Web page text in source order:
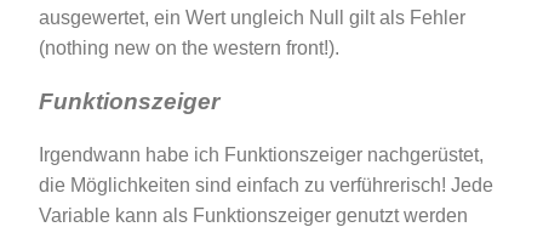
ausgewertet, ein Wert ungleich Null gilt als Fehler
(nothing new on the western front!).
Funktionszeiger
Irgendwann habe ich Funktionszeiger nachgerüstet,
die Möglichkeiten sind einfach zu verführerisch! Jede
Variable kann als Funktionszeiger genutzt werden